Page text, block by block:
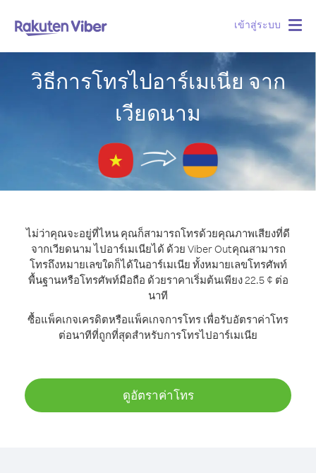
เข้าสู่ระบบ
วิธีการโทรไปอาร์เมเนีย จาก
เวียดนาม
ไม่ว่าคุณจะอยู่ที่ไหน คุณก็สามารถโทรด้วยคุณภาพเสียงที่ดี
จากเวียดนาม ไปอาร์เมเนียได้ ด้วย Viber Outคุณสามารถ
โทรถึงหมายเลขใดก็ได้ในอาร์เมเนีย ทั้งหมายเลขโทรศัพท์
พื้นฐานหรือโทรศัพท์มือถือ ด้วยราคาเริ่มต้นเพียง 22.5 ¢ ต่อ
นาที
ซื้อแพ็คเกจเครดิตหรือแพ็คเกจการโทร เพื่อรับอัตราค่าโทร
ต่อนาทีที่ถูกที่สุดสำหรับการโทรไปอาร์เมเนีย
ดูอัตราค่าโทร